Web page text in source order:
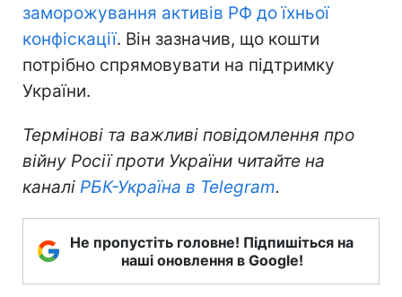
заморожування активів РФ до їхньої
конфіскації. Він зазначив, що кошти
потрібно спрямовувати на підтримку
України.
Термінові та важливі повідомлення про
війну Росії проти України читайте на
каналі РБК-Україна в Telegram.
Не пропустіть головне! Підпишіться на
наші оновлення в Google!